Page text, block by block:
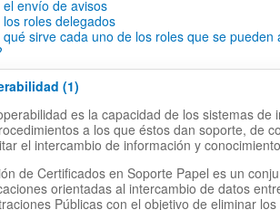
el envío de avisos
roles delegados
qué sirve cada uno de los roles que se pueden
(1)
es la capacidad de los sistemas de
a los que éstos dan soporte, de
el intercambio de información y
de Certificados en Soporte Papel es un
orientadas al intercambio de datos
Públicas con el objetivo de eliminar